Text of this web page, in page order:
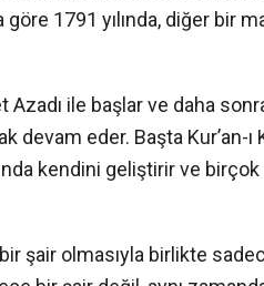
1791 yılında, diğer bir
ile başlar ve daha
devam eder. Başta Kur’an-ı
kendini geliştirir ve
şair olmasıyla birlikte